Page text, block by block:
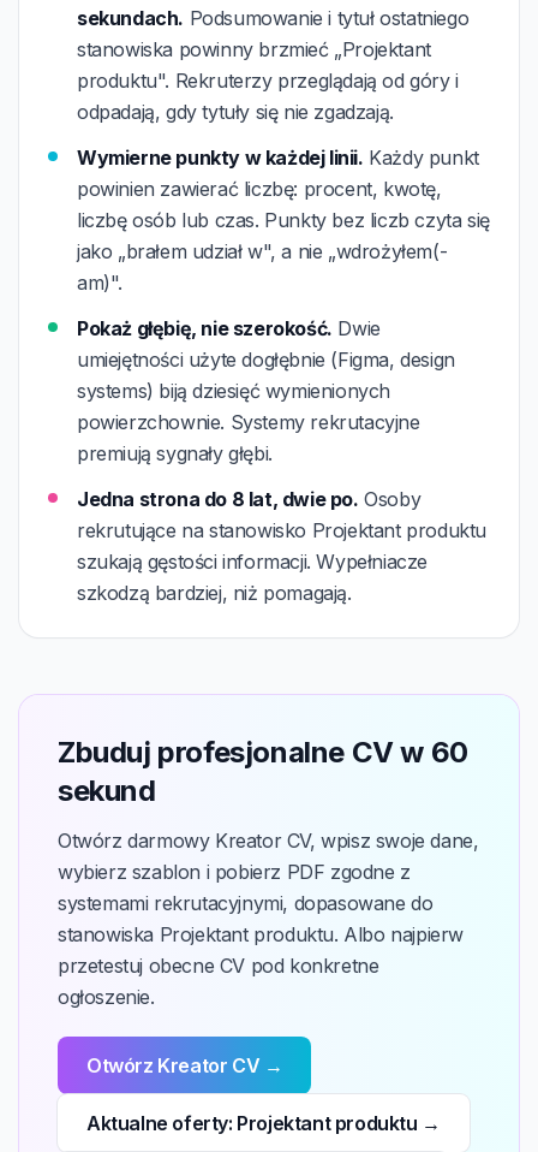
sekundach. Podsumowanie i tytuł ostatniego
stanowiska powinny brzmieć „Projektant
produktu". Rekruterzy przeglądają od góry i
odpadają, gdy tytuły się nie zgadzają.
Wymierne punkty w każdej linii. Każdy punkt
powinien zawierać liczbę: procent, kwotę,
liczbę osób lub czas. Punkty bez liczb czyta się
jako „brałem udział w", a nie „wdrożyłem(-
am)".
Pokaż głębię, nie szerokość. Dwie
umiejętności użyte dogłębnie (Figma, design
systems) biją dziesięć wymienionych
powierzchownie. Systemy rekrutacyjne
premiują sygnały głębi.
Jedna strona do 8 lat, dwie po. Osoby
rekrutujące na stanowisko Projektant produktu
szukają gęstości informacji. Wypełniacze
szkodzą bardziej, niż pomagają.
Zbuduj profesjonalne CV w 60
sekund
Otwórz darmowy Kreator CV, wpisz swoje dane,
wybierz szablon i pobierz PDF zgodne z
systemami rekrutacyjnymi, dopasowane do
stanowiska Projektant produktu. Albo najpierw
przetestuj obecne CV pod konkretne
ogłoszenie.
Otwórz Kreator CV →
Aktualne oferty: Projektant produktu →